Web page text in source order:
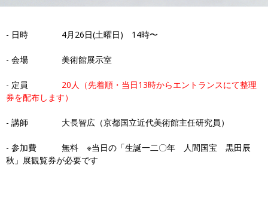
- 日時 4月26日(土曜日) 14時〜
- 会場 美術館展示室
- 定員 20人（先着順・当日13時からエントランスにて整理
券を配布します）
- 講師 大長智広（京都国立近代美術館主任研究員）
- 参加費 無料 ※当日の「生誕一二〇年 人間国宝 黒田辰
秋」展観覧券が必要です